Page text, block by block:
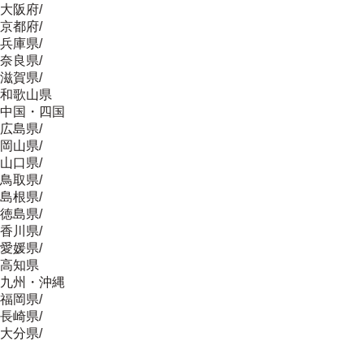
大阪府/
京都府/
兵庫県/
奈良県/
滋賀県/
和歌山県
中国・四国
広島県/
岡山県/
山口県/
鳥取県/
島根県/
徳島県/
香川県/
愛媛県/
高知県
九州・沖縄
福岡県/
長崎県/
大分県/